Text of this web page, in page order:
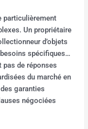
particulièrement
Un propriétaire
d’objets
spécifiques…
de réponses
du marché en
garanties
négociées